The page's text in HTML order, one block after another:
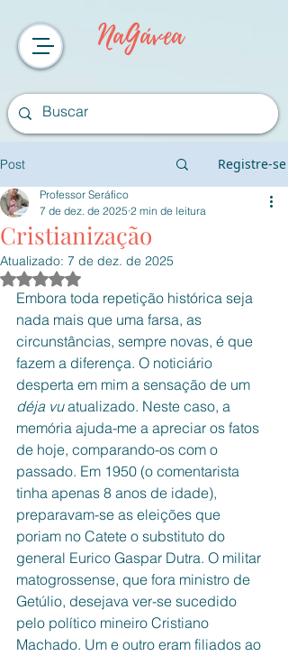
NaGávea
Post Registre-se
Cristianização
Professor Seráfico
7 de dez. de 2025 2 min de leitura
Atualizado: 7 de dez. de 2025
Avaliado com NaN de 5 estrelas.
Embora toda repetição histórica seja
nada mais que uma farsa, as
circunstâncias, sempre novas, é que
fazem a diferença. O noticiário
desperta em mim a sensação de um
déja vu atualizado. Neste caso, a
memória ajuda-me a apreciar os fatos
de hoje, comparando-os com o
passado. Em 1950 (o comentarista
tinha apenas 8 anos de idade),
preparavam-se as eleições que
poriam no Catete o substituto do
general Eurico Gaspar Dutra. O militar
matogrossense, que fora ministro de
Getúlio, desejava ver-se sucedido
pelo político mineiro Cristiano
Machado. Um e outro eram filiados ao